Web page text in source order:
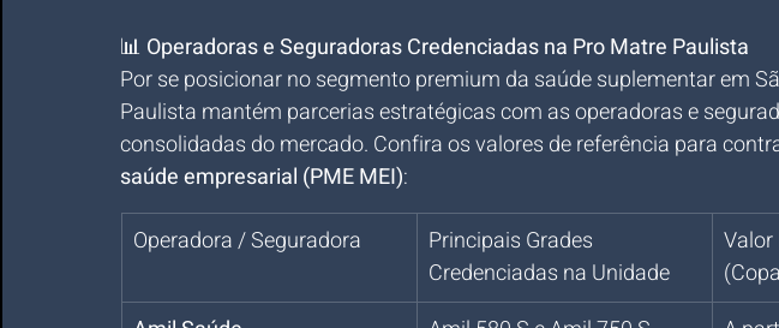
📊 Operadoras e Seguradoras Credenciadas na Pro Matre Paulista
Por se posicionar no segmento premium da saúde suplementar em
Paulista mantém parcerias estratégicas com as operadoras e
consolidadas do mercado. Confira os valores de referência para
saúde empresarial (PME MEI):
Operadora / Seguradora
Principais Grades
Credenciadas na Unidade
Valor